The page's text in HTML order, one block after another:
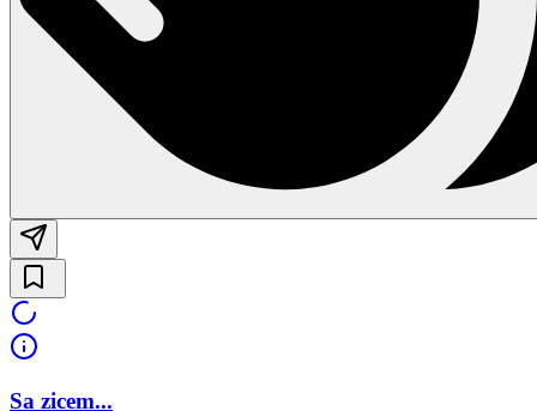
Sa zicem...